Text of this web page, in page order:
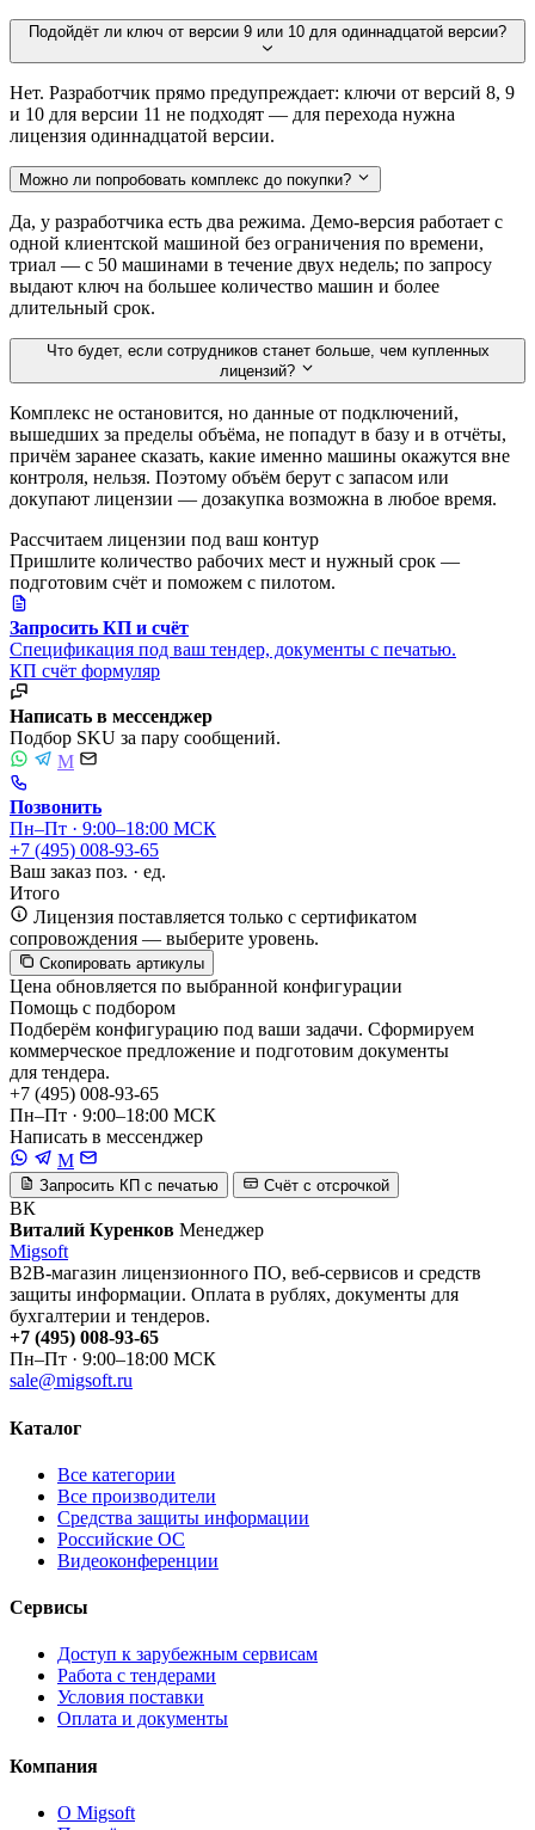
Подойдёт ли ключ от версии 9 или 10 для одиннадцатой версии?
Нет. Разработчик прямо предупреждает: ключи от версий 8, 9
и 10 для версии 11 не подходят — для перехода нужна
лицензия одиннадцатой версии.
Можно ли попробовать комплекс до покупки?
Да, у разработчика есть два режима. Демо-версия работает с
одной клиентской машиной без ограничения по времени,
триал — с 50 машинами в течение двух недель; по запросу
выдают ключ на большее количество машин и более
длительный срок.
Что будет, если сотрудников станет больше, чем купленных
лицензий?
Комплекс не остановится, но данные от подключений,
вышедших за пределы объёма, не попадут в базу и в отчёты,
причём заранее сказать, какие именно машины окажутся вне
контроля, нельзя. Поэтому объём берут с запасом или
докупают лицензии — дозакупка возможна в любое время.
Рассчитаем лицензии под ваш контур
Пришлите количество рабочих мест и нужный срок —
подготовим счёт и поможем с пилотом.
Запросить КП и счёт
Спецификация под ваш тендер, документы с печатью.
КП счёт формуляр
Написать в мессенджер
Подбор SKU за пару сообщений.
M
Позвонить
Пн–Пт · 9:00–18:00 МСК
+7 (495) 008-93-65
Ваш заказ поз. · ед.
Итого
Лицензия поставляется только с сертификатом
сопровождения — выберите уровень.
Скопировать артикулы
Цена обновляется по выбранной конфигурации
Помощь с подбором
Подберём конфигурацию под ваши задачи. Сформируем
коммерческое предложение и подготовим документы
для тендера.
+7 (495) 008-93-65
Пн–Пт · 9:00–18:00 МСК
Написать в мессенджер
M
Запросить КП с печатью Счёт с отсрочкой
ВК
Виталий Куренков Менеджер
Migsoft
B2B-магазин лицензионного ПО, веб-сервисов и средств
защиты информации. Оплата в рублях, документы для
бухгалтерии и тендеров.
+7 (495) 008-93-65
Пн–Пт · 9:00–18:00 МСК
sale@migsoft.ru
Каталог
Все категории
Все производители
Средства защиты информации
Российские ОС
Видеоконференции
Сервисы
Доступ к зарубежным сервисам
Работа с тендерами
Условия поставки
Оплата и документы
Компания
О Migsoft